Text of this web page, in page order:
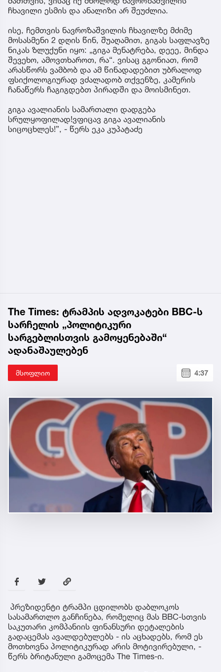
რაც შეეხება დაკავების ამსახველ კადრებს, მე
ვფიქრობ, მთელმა საქართველომ ერთი და იგივე
კადრები ნახა.მე ვნახე ნია იმნაძის ადვოკატის,
გიორგი ლეკიშვილის პირდაპირი ჩართვა, სადაც
ჩანდა თამუნა ნავროზაშვილის ისტერიკების ფონზე
წყნარად მდგარი პოლიცია და შილაკწასმულ
თითებში მშვიდად თავჩარგული „ნიაკო“,
რომელსაც ადვოკატი დროდადრო თავზე უსვამდა
ხელს.
სხვა კადრები თუ არსებობს, ჩამიგდეთ. ძალას
მოვიკრებ და ამ ვიდეოს ანალიზს დავდებ
მათთვის, ვისაც იქ მხოლოდ ნავროზაშვილის
ჩხავილი ესმის და ანალიზი არ შეუძლია.
The Times: ტრამპის ადვოკატები BBC-ს
სარჩელის „პოლიტიკური
სარგებლისთვის გამოყენებაში“
ადანაშაულებენ
4:37